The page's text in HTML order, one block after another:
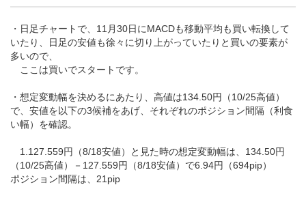
・日足チャートで、11月30日にMACDも移動平均も買い転換して
いたり、日足の安値も徐々に切り上がっていたりと買いの要素が
多いので、
ここは買いでスタートです。
・想定変動幅を決めるにあたり、高値は134.50円（10/25高値）
で、安値を以下の3候補をあげ、それぞれのポジション間隔（利食
い幅）を確認。
1.127.559円（8/18安値）と見た時の想定変動幅は、134.50円
（10/25高値）－127.559円（8/18安値）で6.94円（694pip）
ポジション間隔は、21pip